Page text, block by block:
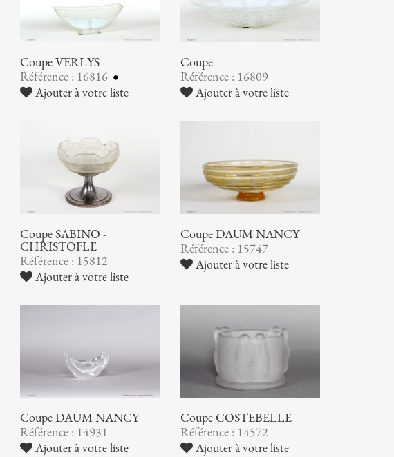
Coupe VERLYS
Référence : 16816
Ajouter à votre liste
Coupe
Référence : 16809
Ajouter à votre liste
Coupe SABINO -
CHRISTOFLE
Référence : 15812
Ajouter à votre liste
Coupe DAUM NANCY
Référence : 15747
Ajouter à votre liste
Coupe DAUM NANCY
Référence : 14931
Ajouter à votre liste
Coupe COSTEBELLE
Référence : 14572
Ajouter à votre liste